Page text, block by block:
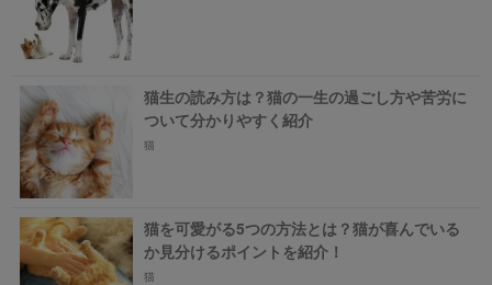
猫生の読み方は？猫の一生の過ごし方や苦労に
ついて分かりやすく紹介
猫
猫を可愛がる5つの方法とは？猫が喜んでいる
か見分けるポイントを紹介！
猫